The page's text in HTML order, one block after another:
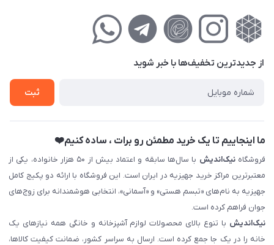
کوچه گلریز 4 غربی ، پلاک 13
لیست محصولات
راهنمای‌خرید‌آنلاین
حریم خصوصی
فروش‌اقساطی
از جدید‌ترین تخفیف‌ها با‌ خبر شوید
ثبت
ما اینجاییم تا یک خرید مطمئن رو برات ، ساده کنیم❤️
فروشگاهنیک‌اندیش
با سال‌ها سابقه و اعتماد بیش از ۵۰ هزار خانواده، یکی از
معتبرترین مراکز خرید جهیزیه در ایران است. این فروشگاه با ارائه دو پکیج کامل
جهیزیه به نام‌های «تبسم هستی» و «آسمانی»، انتخابی هوشمندانه برای زوج‌های
جوان فراهم کرده است.
نیک‌اندیش با تنوع بالای محصولات لوازم آشپزخانه و خانگی همه نیازهای یک
خانه را در یک جا جمع کرده است. ارسال به سراسر کشور، ضمانت کیفیت کالاها،